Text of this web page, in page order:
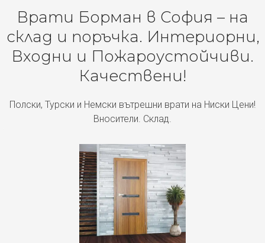
Врати Борман в София – на
склад и поръчка. Интериорни,
Входни и Пожароустойчиви.
Качествени!
Полски, Турски и Немски вътрешни врати на Ниски Цени!
Вносители. Склад.